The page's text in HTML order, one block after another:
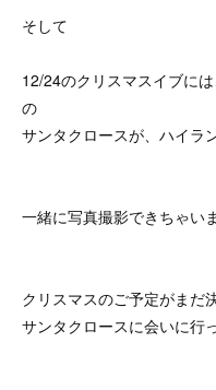
そして
12/24のクリスマスイブに
の
サンタクロースが、ハイラ
一緒に写真撮影できちゃい
クリスマスのご予定がまだ
サンタクロースに会いに行